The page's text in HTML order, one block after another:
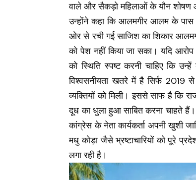
वाले और सैकड़ो महिलाओं के यौन शोषण
उन्होंने कहा कि आलमगीर आलम के पास
ओर से रची गई साजिश का शिकार
को पेश नहीं किया जा सका। यदि आरोप
को स्थिति स्पष्ट करनी चाहिए कि
विश्वसनीयता खतरे में है सिर्फ 2019
व्यक्तियों को मिली। इससे साफ है कि
दूध का धुला हुआ साबित करना चाहते
कांग्रेस के नेता कार्यकर्ता अपनी खुशी
मधु कोड़ा जैसे भ्रष्टाचारियों को पूरे
लगा रही है।